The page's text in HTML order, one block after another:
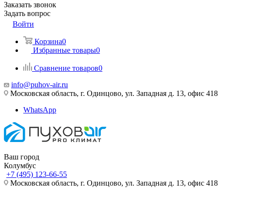
Заказать звонок
Задать вопрос
Войти
Корзина0
Избранные товары0
Сравнение товаров0
info@puhov-air.ru
Московская область, г. Одинцово, ул. Западная д. 13, офис 418
WhatsApp
Ваш город
Колумбус
+7 (495) 123-66-55
Московская область, г. Одинцово, ул. Западная д. 13, офис 418